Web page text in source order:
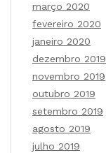
março 2020
fevereiro 2020
janeiro 2020
dezembro 2019
novembro 2019
outubro 2019
setembro 2019
agosto 2019
julho 2019